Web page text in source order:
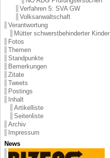
Verfahren 5: SVA GW
Volksanwaltschaft
Verantwortung
Mütter schwerstbehinderter Kinder
Fotos
Themen
Standpunkte
Bemerkungen
Zitate
Tweets
Postings
Inhalt
Artikelliste
Seitenliste
Archiv
Impressum
News